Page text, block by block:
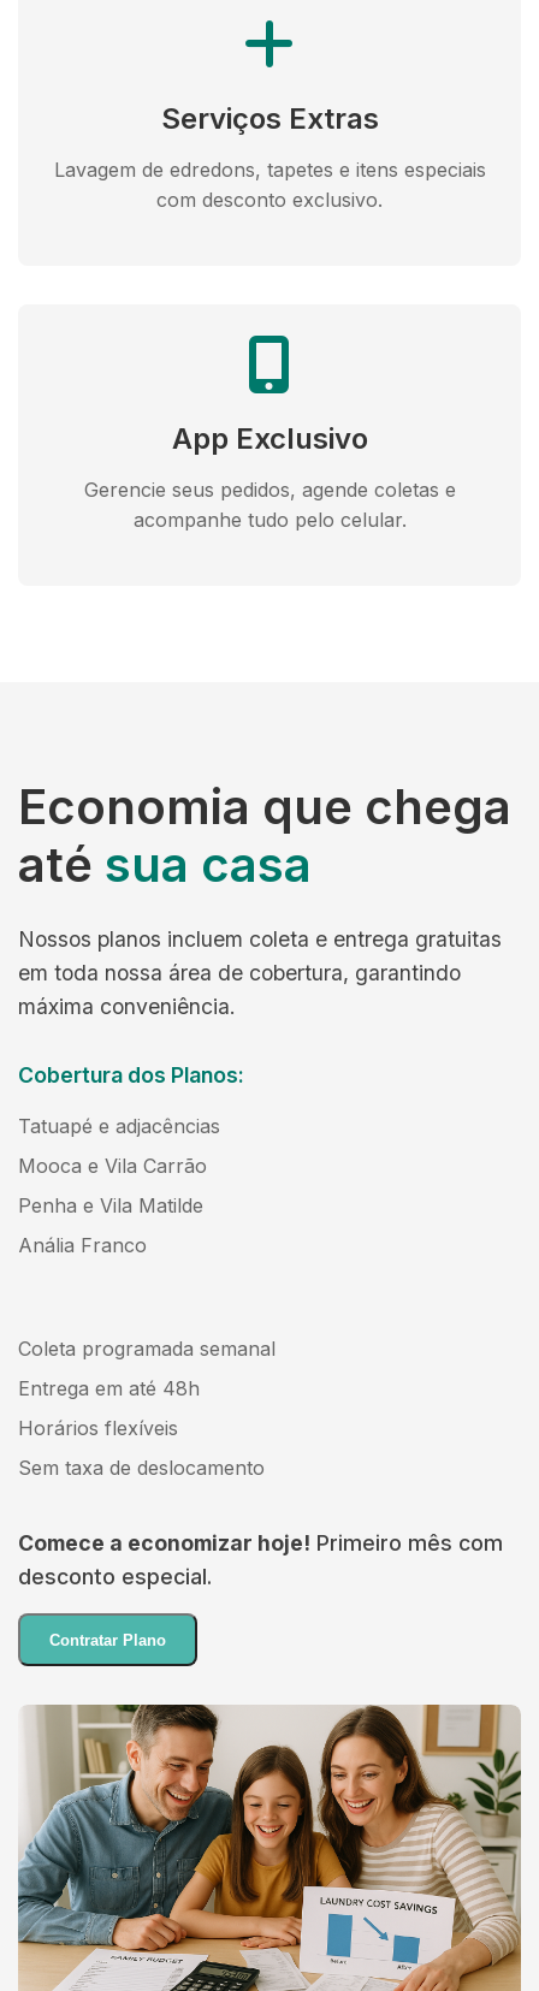
Serviços Extras
Lavagem de edredons, tapetes e itens especiais
com desconto exclusivo.
App Exclusivo
Gerencie seus pedidos, agende coletas e
acompanhe tudo pelo celular.
Economia que chega
até sua casa
Nossos planos incluem coleta e entrega gratuitas
em toda nossa área de cobertura, garantindo
máxima conveniência.
Cobertura dos Planos:
Tatuapé e adjacências
Mooca e Vila Carrão
Penha e Vila Matilde
Anália Franco
Coleta programada semanal
Entrega em até 48h
Horários flexíveis
Sem taxa de deslocamento
Comece a economizar hoje! Primeiro mês com
desconto especial.
Contratar Plano